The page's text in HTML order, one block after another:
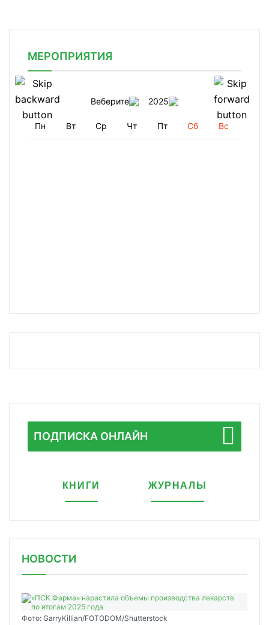
МЕРОПРИЯТИЯ
Веберите 2025
Пн Вт Ср Чт Пт Сб Вс
ПОДПИСКА ОНЛАЙН
КНИГИ ЖУРНАЛЫ
НОВОСТИ
Фото: GarryKillian/FOTODOM/Shutterstock